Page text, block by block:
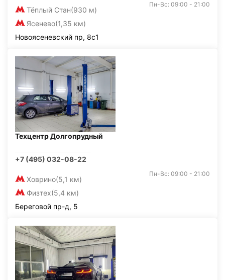
Тёплый Стан(930 м)
Ясенево(1,35 км)
Пн-Вс: 09:00 - 21:00
Новоясеневский пр, 8с1
Техцентр Долгопрудный
+7 (495) 032-08-22
Ховрино(5,1 км)
Физтех(5,4 км)
Пн-Вс: 09:00 - 21:00
Береговой пр-д, 5